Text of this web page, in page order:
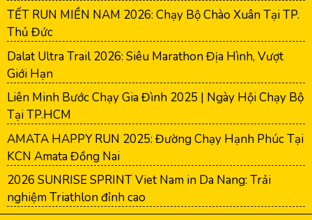
TẾT RUN MIỀN NAM 2026: Chạy Bộ Chào Xuân Tại TP.
Thủ Đức
Dalat Ultra Trail 2026: Siêu Marathon Địa Hình, Vượt
Giới Hạn
Liên Minh Bước Chạy Gia Đình 2025 | Ngày Hội Chạy Bộ
Tại TP.HCM
AMATA HAPPY RUN 2025: Đường Chạy Hạnh Phúc Tại
KCN Amata Đồng Nai
2026 SUNRISE SPRINT Viet Nam in Da Nang: Trải
nghiệm Triathlon đỉnh cao